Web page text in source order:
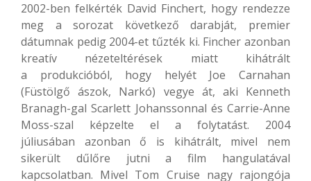
2002-ben felkérték David Finchert, hogy rendezze
meg a sorozat következő darabját, premier
dátumnak pedig 2004-et tűzték ki. Fincher azonban
kreatív nézeteltérések miatt kihátrált
a produkcióból, hogy helyét Joe Carnahan
(Füstölgő ászok, Narkó) vegye át, aki Kenneth
Branagh-gal Scarlett Johanssonnal és Carrie-Anne
Moss-szal képzelte el a folytatást. 2004
júliusában azonban ő is kihátrált, mivel nem
sikerült dűlőre jutni a film hangulatával
kapcsolatban. Mivel Tom Cruise nagy rajongója